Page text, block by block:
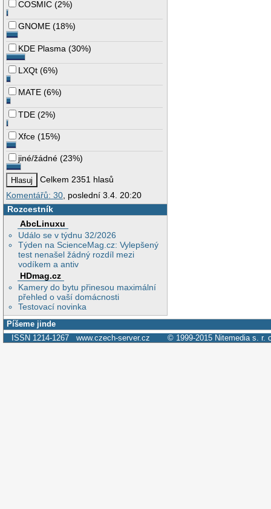
COSMIC (2%)
GNOME (18%)
KDE Plasma (30%)
LXQt (6%)
MATE (6%)
TDE (2%)
Xfce (15%)
jiné/žádné (23%)
Celkem 2351 hlasů
Komentářů: 30 , poslední 3.4. 20:20
Rozcestník
AbcLinuxu
Událo se v týdnu 32/2026
Týden na ScienceMag.cz: Vylepšený
test nenašel žádný rozdíl mezi
vodíkem a antiv
HDmag.cz
Kamery do bytu přinesou maximální
přehled o vaší domácnosti
Testovací novinka
Píšeme jinde
ISSN 1214-1267 www.czech-server.cz © 1999-2015 Nitemedia s. r.